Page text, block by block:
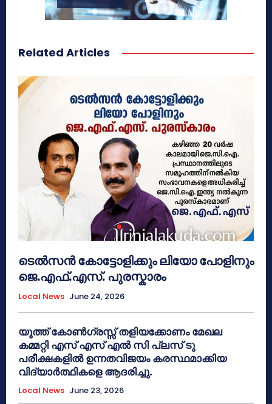
Related Articles
ടെൽസൻ കോട്ടോളിക്കും ലിയോ പോളിനും
ജെ.എഫ്.എസ്. പുരസ്കാരം
Local News June 24, 2026
യൂത്ത് കോൺഗ്രസ്സ് തളിയക്കോണം മേഖല
കമ്മറ്റി എസ് എസ് എൽ സി പ്ലസ് ടു
പരീക്ഷകളിൽ ഉന്നതവിജയം കരസ്ഥമാക്കിയ
വിദ്യാർത്ഥികളെ ആദരിച്ചു.
Local News June 23, 2026